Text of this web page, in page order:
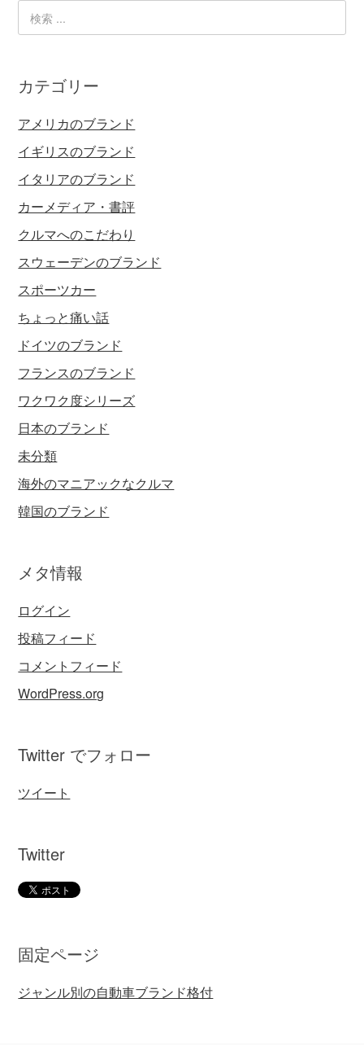
カテゴリー
アメリカのブランド
イギリスのブランド
イタリアのブランド
カーメディア・書評
クルマへのこだわり
スウェーデンのブランド
スポーツカー
ちょっと痛い話
ドイツのブランド
フランスのブランド
ワクワク度シリーズ
日本のブランド
未分類
海外のマニアックなクルマ
韓国のブランド
メタ情報
ログイン
投稿フィード
コメントフィード
WordPress.org
Twitter でフォロー
ツイート
Twitter
固定ページ
ジャンル別の自動車ブランド格付